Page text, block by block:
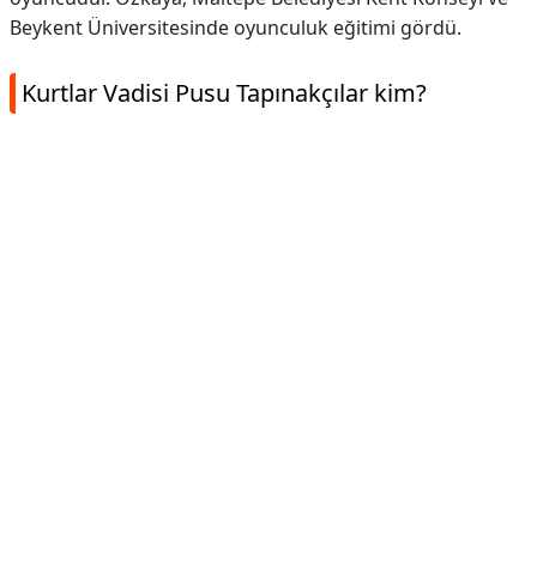
Beykent Üniversitesinde oyunculuk eğitimi gördü.
Kurtlar Vadisi Pusu Tapınakçılar kim?